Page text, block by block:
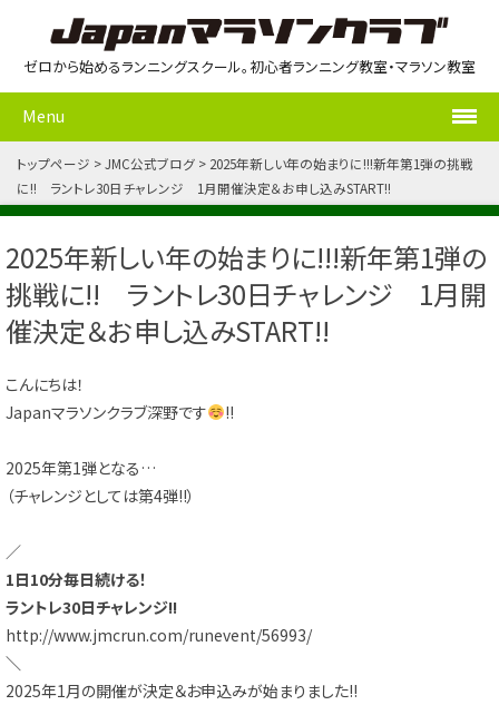
ゼロから始めるランニングスクール。初心者ランニング教室・マラソン教室
Menu
トップページ JMC公式ブログ
2025年新しい年の始まりに!!!新年第1弾の挑戦
に!! ラントレ30日チャレンジ 1月開催決定＆お申し込みSTART!!
2025年新しい年の始まりに!!!新年第1弾の
挑戦に!! ラントレ30日チャレンジ 1月開
催決定＆お申し込みSTART!!
こんにちは！
Japanマラソンクラブ深野です
!!
2025年第1弾となる…
（チャレンジとしては第4弾!!）
／
1日10分毎日続ける！
ラントレ30日チャレンジ!!
http://www.jmcrun.com/runevent/56993/
＼
2025年1月の開催が決定＆お申込みが始まりました!!